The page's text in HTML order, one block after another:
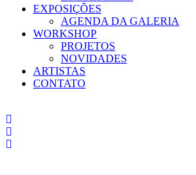
EXPOSIÇÕES
AGENDA DA GALERIA
WORKSHOP
PROJETOS
NOVIDADES
ARTISTAS
CONTATO